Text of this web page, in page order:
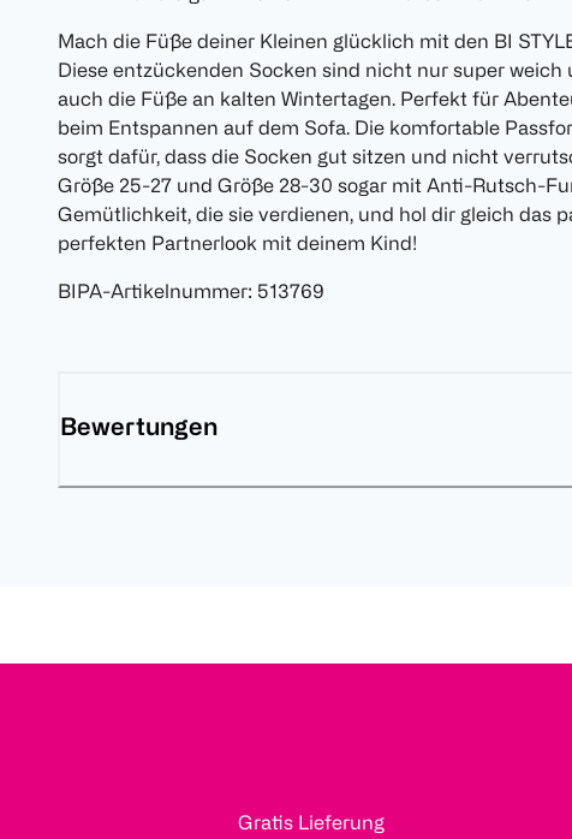
Mach die Füße deiner Kleinen glücklich mit den BI
Diese entzückenden Socken sind nicht nur super
auch die Füße an kalten Wintertagen. Perfekt für
beim Entspannen auf dem Sofa. Die komfortable
sorgt dafür, dass die Socken gut sitzen und nicht
Größe 25-27 und Größe 28-30 sogar mit Anti-Rutsch-
Gemütlichkeit, die sie verdienen, und hol dir gleich das
perfekten Partnerlook mit deinem Kind!
BIPA-Artikelnummer: 513769
Bewertungen
Gratis Lieferung